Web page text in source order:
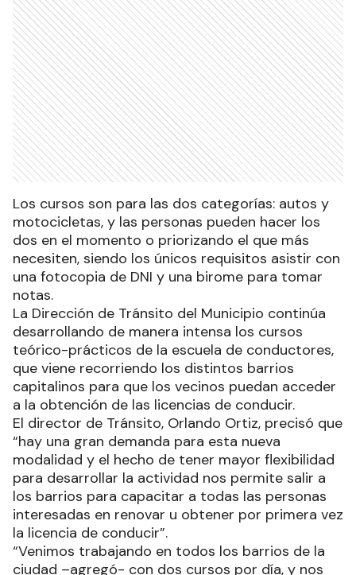
Los cursos son para las dos categorías: autos y
motocicletas, y las personas pueden hacer los
dos en el momento o priorizando el que más
necesiten, siendo los únicos requisitos asistir con
una fotocopia de DNI y una birome para tomar
notas.
La Dirección de Tránsito del Municipio continúa
desarrollando de manera intensa los cursos
teórico-prácticos de la escuela de conductores,
que viene recorriendo los distintos barrios
capitalinos para que los vecinos puedan acceder
a la obtención de las licencias de conducir.
El director de Tránsito, Orlando Ortiz, precisó que
“hay una gran demanda para esta nueva
modalidad y el hecho de tener mayor flexibilidad
para desarrollar la actividad nos permite salir a
los barrios para capacitar a todas las personas
interesadas en renovar u obtener por primera vez
la licencia de conducir”.
“Venimos trabajando en todos los barrios de la
ciudad –agregó- con dos cursos por día, y nos